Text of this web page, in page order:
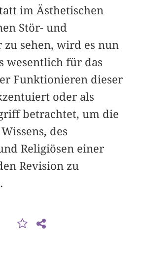
im Ästhetischen
Stör- und
sehen, wird es nun
wesentlich für das
Funktionieren dieser
oder als
betrachtet, um die
des
Religiösen einer
Revision zu